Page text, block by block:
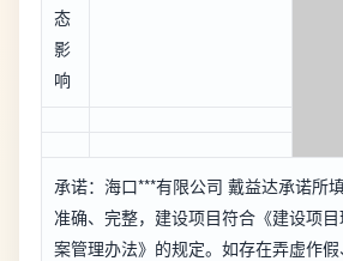
态
影
响
承诺：海口***有限公司 戴益达承诺所
准确、完整，建设项目符合《建设项
案管理办法》的规定。如存在弄虚作